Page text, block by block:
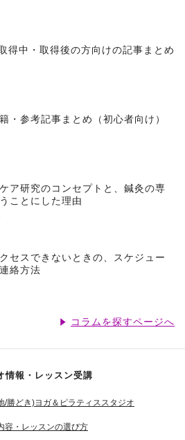
得中・取得後の方向けの記事まとめ
・参考記事まとめ（初心者向け）
ア研究のコンセプトと、鍼灸の専
ことにした理由
セスできないときの、スケジュー
絡方法
コラムを探すページへ
情報・レッスン受講
勝どき)ヨガ＆ピラティススタジオ
容・レッスンの選び方